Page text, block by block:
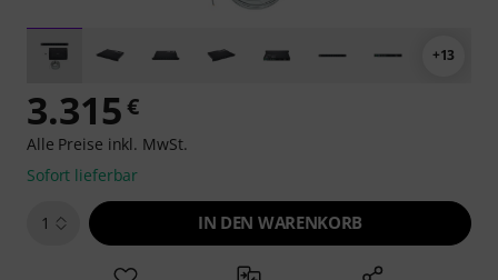
+13
3.315€
Alle Preise inkl. MwSt.
Sofort lieferbar
1 IN DEN WARENKORB